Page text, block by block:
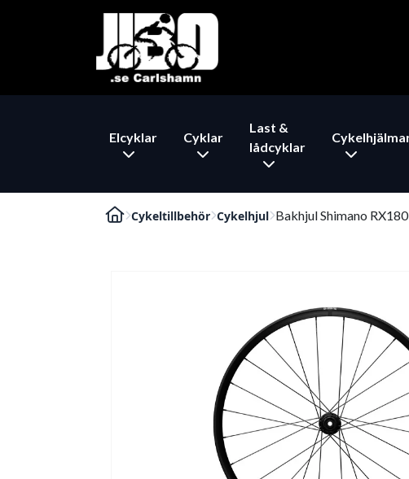
Elcyklar Cyklar
Last &
lådcyklar
Cykeltillbehör Cykelhjul Bakhjul Shimano